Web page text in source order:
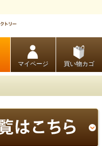
マイページ 買い物カゴ